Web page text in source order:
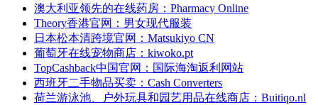
澳大利亚领先的在线药房：Pharmacy Online
Theory香港官网：男女现代服装
日本松本清跨境官网：Matsukiyo CN
葡萄牙在线宠物商店：kiwoko.pt
TopCashback中国官网：国际海淘返利网站
西班牙二手物品买卖：Cash Converters
荷兰游泳池、户外玩具和园艺用品在线商店：Buitiqo.nl